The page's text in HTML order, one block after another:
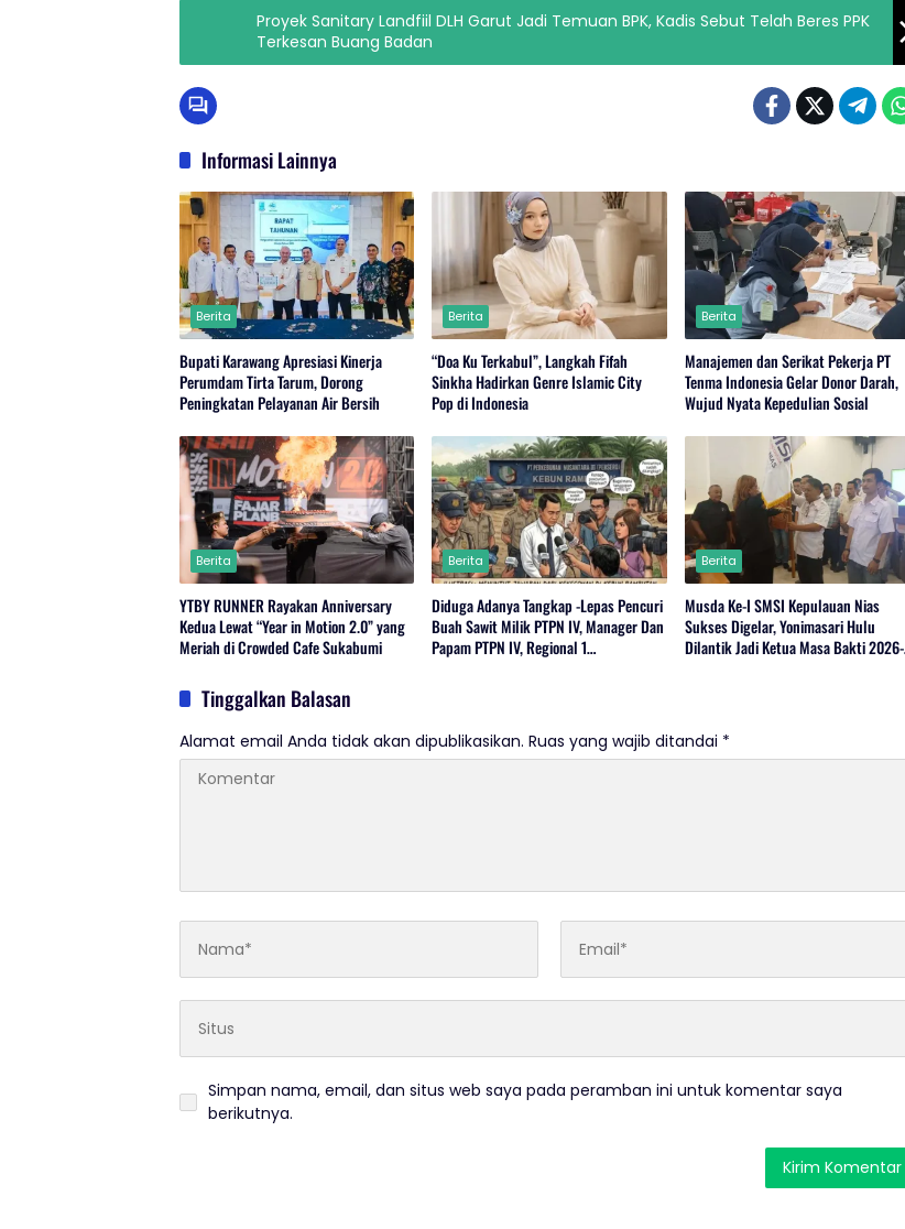
Proyek Sanitary Landfiil DLH Garut Jadi Temuan BPK, Kadis Sebut Telah Beres PPK
Terkesan Buang Badan
Informasi Lainnya
Berita
Bupati Karawang Apresiasi Kinerja
Perumdam Tirta Tarum, Dorong
Peningkatan Pelayanan Air Bersih
Berita
“Doa Ku Terkabul”, Langkah Fifah
Sinkha Hadirkan Genre Islamic City
Pop di Indonesia
Berita
Manajemen dan Serikat Pekerja PT
Tenma Indonesia Gelar Donor Darah,
Wujud Nyata Kepedulian Sosial
Berita
YTBY RUNNER Rayakan Anniversary
Kedua Lewat “Year in Motion 2.0” yang
Meriah di Crowded Cafe Sukabumi
Berita
Diduga Adanya Tangkap -Lepas Pencuri
Buah Sawit Milik PTPN IV, Manager Dan
Papam PTPN IV, Regional 1
Berita
Musda Ke-I SMSI Kepulauan Nias
Sukses Digelar, Yonimasari Hulu
Dilantik Jadi Ketua Masa Bakti 2026-
Tinggalkan Balasan
Alamat email Anda tidak akan dipublikasikan. Ruas yang wajib ditandai *
Simpan nama, email, dan situs web saya pada peramban ini untuk komentar saya
berikutnya.